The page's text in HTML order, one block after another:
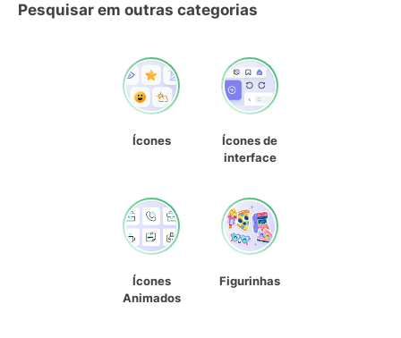
Pesquisar em outras categorias
Ícones
Ícones de
interface
Ícones
Animados
Figurinhas